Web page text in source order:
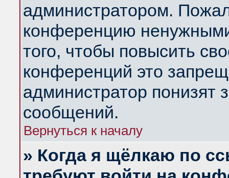
администратором.
конференцию
того, чтобы повысить
конференций это
администратор понизят
сообщений.
Вернуться к началу
» Когда я щёлкаю по